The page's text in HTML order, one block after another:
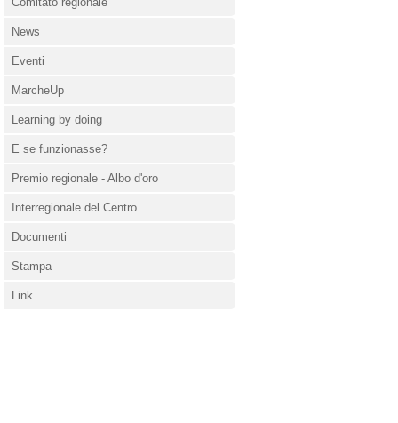
News
Eventi
MarcheUp
Learning by doing
E se funzionasse?
Premio regionale - Albo d'oro
Interregionale del Centro
Documenti
Stampa
Link